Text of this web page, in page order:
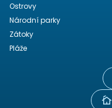
Ostrovy
Národní parky
Zátoky
Pláže